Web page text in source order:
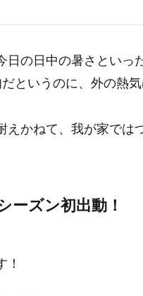
日の日中の暑さとい
というのに、外の熱気
えかねて、我が家では
ーズン初出動！
！